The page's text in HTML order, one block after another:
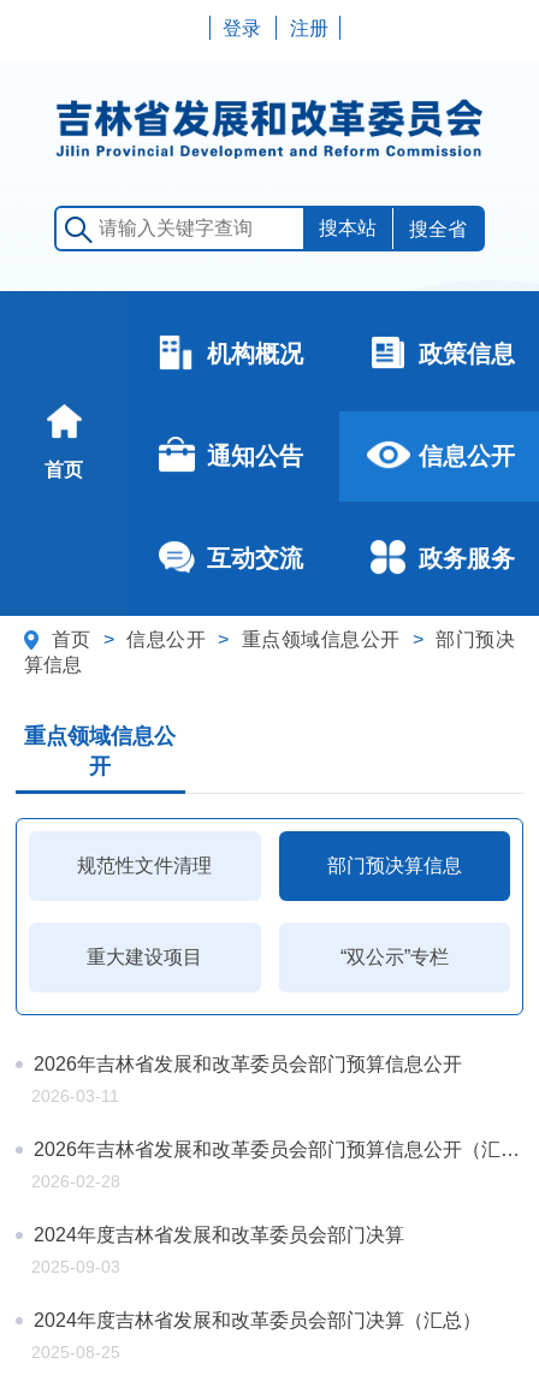
登录 注册
搜全省
首页
机构概况 政策信息
通知公告 信息公开
互动交流 政务服务
首页 > 信息公开 > 重点领域信息公开 > 部门预决
算信息
重点领域信息公
开
规范性文件清理 部门预决算信息
重大建设项目 “双公示”专栏
2026年吉林省发展和改革委员会部门预算信息公开
2026-03-11
2026年吉林省发展和改革委员会部门预算信息公开（汇总）
2026-02-28
2024年度吉林省发展和改革委员会部门决算
2025-09-03
2024年度吉林省发展和改革委员会部门决算（汇总）
2025-08-25